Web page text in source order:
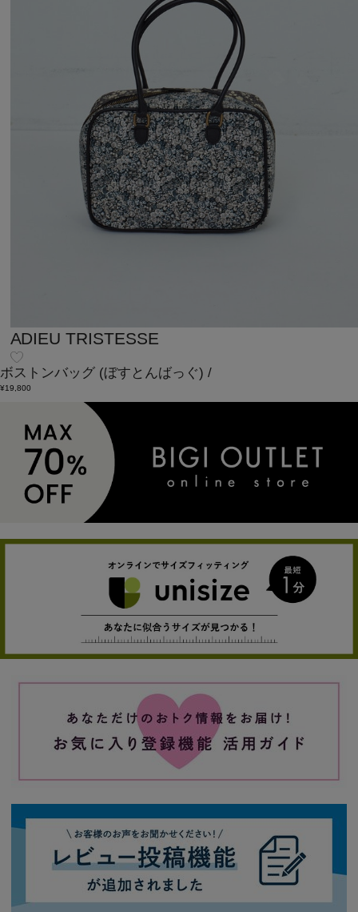
ADIEU TRISTESSE
ボストンバッグ (ぼすとんばっぐ) /
¥19,800